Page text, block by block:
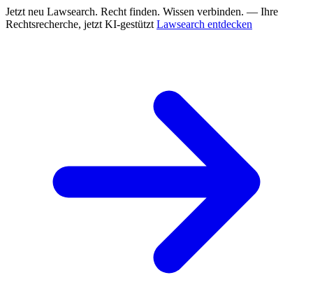
Jetzt neu Lawsearch. Recht finden. Wissen verbinden. — Ihre
Rechtsrecherche, jetzt KI-gestützt Lawsearch entdecken